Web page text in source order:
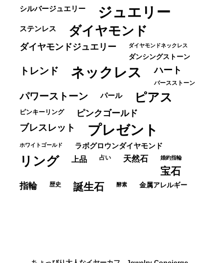
シルバージュエリー ジュエリー
ステンレス ダイヤモンド
ダイヤモンドジュエリー ダイヤモンドネックレス
ダンシングストーン
トレンド ネックレス ハート
バースストーン
パワーストーン パール ピアス
ピンキーリング ピンクゴールド
ブレスレット プレゼント
ホワイトゴールド ラボグロウンダイヤモンド
リング 上品 占い 天然石 婚約指輪
宝石
指輪 歴史 誕生石 酵素 金属アレルギー